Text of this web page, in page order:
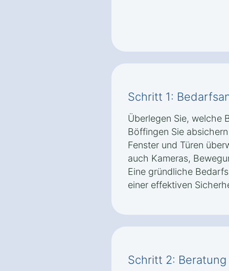
Schritt 1:
Überlegen Sie, welche
Böffingen Sie
Fenster und Türen
auch Kameras,
Eine gründliche
einer effektiven
Schritt 2: